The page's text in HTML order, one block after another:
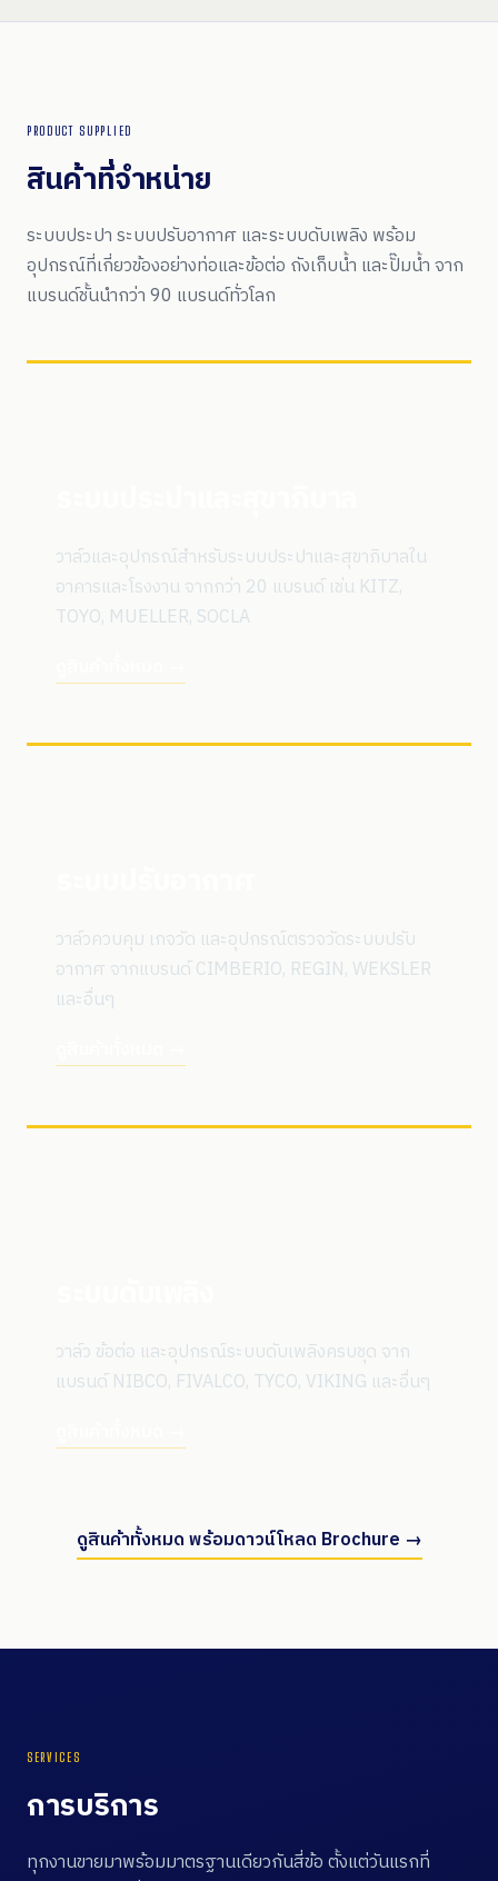
PRODUCT SUPPLIED
สินค้าที่จำหน่าย
ระบบประปา ระบบปรับอากาศ และระบบดับเพลิง พร้อม
อุปกรณ์ที่เกี่ยวข้องอย่างท่อและข้อต่อ ถังเก็บน้ำ และปั๊มน้ำ จาก
แบรนด์ชั้นนำกว่า 90 แบรนด์ทั่วโลก
วาล์วและอุปกรณ์สำหรับระบบประปาและสุขาภิบาลใน
อาคารและโรงงาน จากกว่า 20 แบรนด์ เช่น KITZ,
TOYO, MUELLER, SOCLA
วาล์วควบคุม เกจวัด และอุปกรณ์ตรวจวัดระบบปรับ
อากาศ จากแบรนด์ CIMBERIO, REGIN, WEKSLER
และอื่นๆ
วาล์ว ข้อต่อ และอุปกรณ์ระบบดับเพลิงครบชุด จาก
แบรนด์ NIBCO, FIVALCO, TYCO, VIKING และอื่นๆ
ดูสินค้าทั้งหมด พร้อมดาวน์โหลด Brochure →
SERVICES
การบริการ
ทุกงานขายมาพร้อมมาตรฐานเดียวกันสี่ข้อ ตั้งแต่วันแรกที่